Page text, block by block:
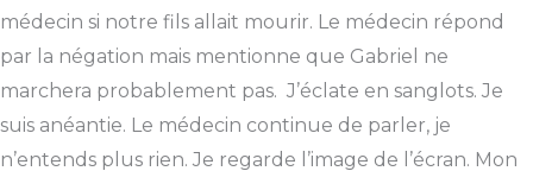
médecin si notre fils allait mourir. Le médecin répond
par la négation mais mentionne que Gabriel ne
marchera probablement pas. J’éclate en sanglots. Je
suis anéantie. Le médecin continue de parler, je
n’entends plus rien. Je regarde l’image de l’écran. Mon